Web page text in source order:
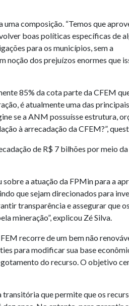
composição. “Temos que
boas políticas específicas de
para os municípios, sem a
noção dos prejuízos enormes que
85% da cota parte da CFEM
é atualmente uma das
se a ANM possuísse estrutura,
à arrecadação da CFEM?”,
de R$ 7 bilhões por meio
a atuação da FPMin para a
que sejam direcionados para
transparência e assegurar que
mineração”, explicou Zé Silva.
recorre de um bem não
para modificar sua base
do recurso. O objetivo
que permite que os